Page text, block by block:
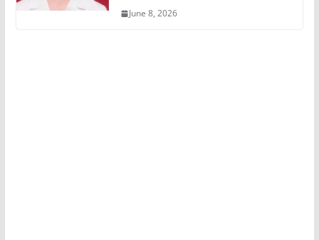
June 8, 2026